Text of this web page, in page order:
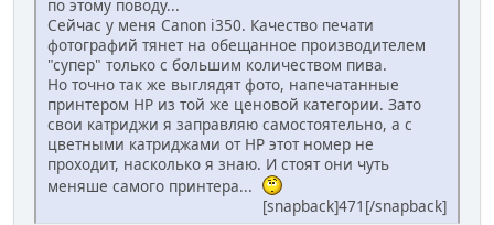
по этому поводу...
Сейчас у меня Canon i350. Качество печати
фотографий тянет на обещанное производителем
"супер" только с большим количеством пива.
Но точно так же выглядят фото, напечатанные
принтером HP из той же ценовой категории. Зато
свои катриджи я заправляю самостоятельно, а с
цветными катриджами от HP этот номер не
проходит, насколько я знаю. И стоят они чуть
меняше самого принтера...
[snapback]471[/snapback]